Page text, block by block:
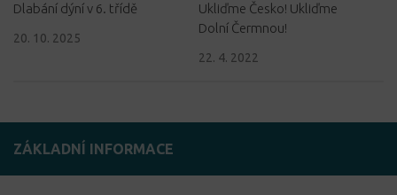
Dlabání dýní v 6. třídě
20. 10. 2025
Ukliďme Česko! Ukliďme
Dolní Čermnou!
22. 4. 2022
ZÁKLADNÍ INFORMACE